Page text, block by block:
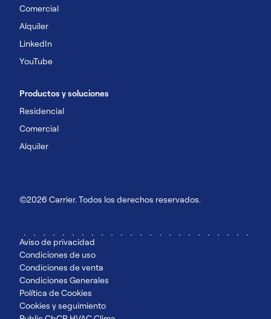
Comercial
Alquiler
LinkedIn
YouTube
Productos y soluciones
Residencial
Comercial
Alquiler
©2026 Carrier. Todos los derechos reservados.
Aviso de privacidad
Condiciones de uso
Condiciones de venta
Condiciones Generales
Política de Cookies
Cookies y seguimiento